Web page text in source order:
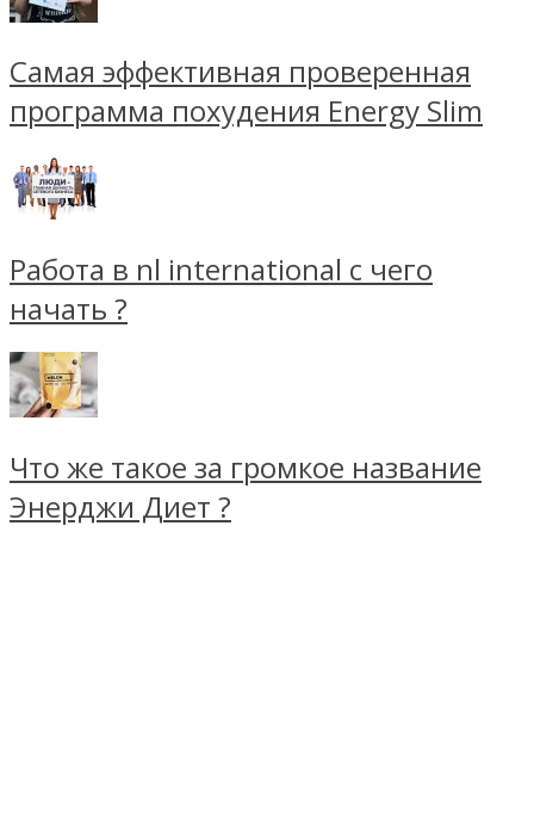
Самая эффективная проверенная
программа похудения Energy Slim
Работа в nl international с чего
начать ?
Что же такое за громкое название
Энерджи Диет ?